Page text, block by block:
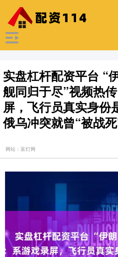
实盘杠杆配资平台 “
舰同归于尽”视频热
屏，飞行员真实身份
俄乌冲突就曾“被战
网站：富灯网